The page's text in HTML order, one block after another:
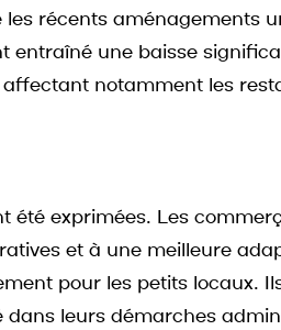
récents aménagements
entraîné une baisse
notamment les
été exprimées. Les
et à une meilleure
pour les petits locaux.
leurs démarches